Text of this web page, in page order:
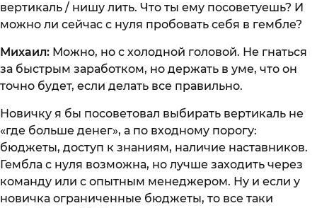
вертикаль / нишу лить. Что ты ему посоветуешь? И
можно ли сейчас с нуля пробовать себя в гембле?
Михаил: Можно, но с холодной головой. Не гнаться
за быстрым заработком, но держать в уме, что он
точно будет, если делать все правильно.
Новичку я бы посоветовал выбирать вертикаль не
«где больше денег», а по входному порогу:
бюджеты, доступ к знаниям, наличие наставников.
Гембла с нуля возможна, но лучше заходить через
команду или с опытным менеджером. Ну и если у
новичка ограниченные бюджеты, то все таки